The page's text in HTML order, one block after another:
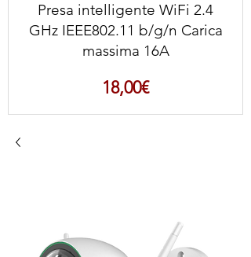
Presa intelligente WiFi 2.4
GHz IEEE802.11 b/g/n Carica
massima 16A
18,00€Prezzo